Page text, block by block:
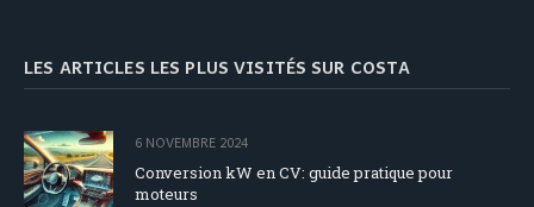
LES ARTICLES LES PLUS VISITÉS SUR COSTA
6 NOVEMBRE 2024
Conversion kW en CV: guide pratique pour
moteurs